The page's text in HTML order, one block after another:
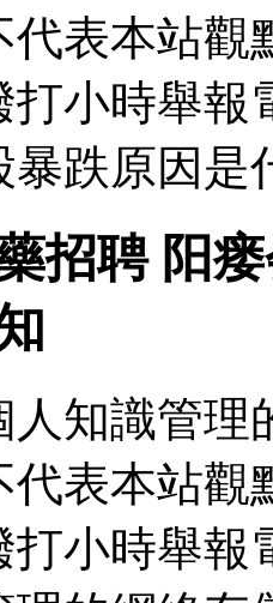
代表本站
打小時舉
暴跌原因是
招聘 阳
人知識管理
代表本站
打小時舉報